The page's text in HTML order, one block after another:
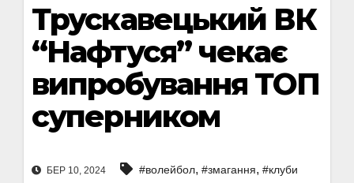
Трускавецький ВК
“Нафтуся” чекає
випробування ТОП
суперником
БЕР 10, 2024 #волейбол, #змагання, #клуби